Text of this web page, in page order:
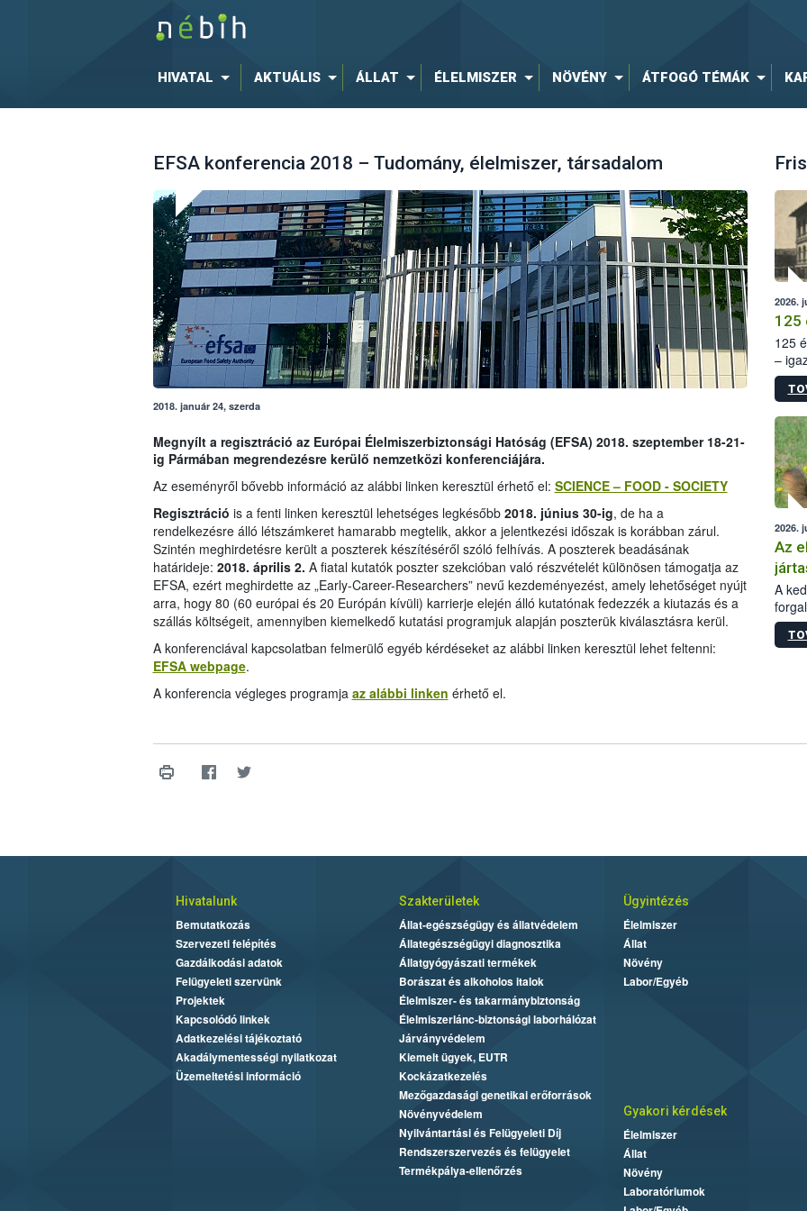
HIVATAL AKTUÁLIS ÁLLAT ÉLELMISZER NÖVÉNY ÁTFOGÓ TÉMÁK
EFSA konferencia 2018 – Tudomány, élelmiszer, társadalom
2018. január 24, szerda
Megnyílt a regisztráció az Európai Élelmiszerbiztonsági Hatóság (EFSA) 2018. szeptember 18-21-
ig Pármában megrendezésre kerülő nemzetközi konferenciájára.
Az eseményről bővebb információ az alábbi linken keresztül érhető el: SCIENCE – FOOD - SOCIETY
Regisztráció is a fenti linken keresztül lehetséges legkésőbb 2018. június 30-ig, de ha a
rendelkezésre álló létszámkeret hamarabb megtelik, akkor a jelentkezési időszak is korábban zárul.
Szintén meghirdetésre került a poszterek készítéséről szóló felhívás. A poszterek beadásának
határideje: 2018. április 2. A fiatal kutatók poszter szekcióban való részvételét különösen támogatja az
EFSA, ezért meghirdette az „Early-Career-Researchers” nevű kezdeményezést, amely lehetőséget nyújt
arra, hogy 80 (60 európai és 20 Európán kívüli) karrierje elején álló kutatónak fedezzék a kiutazás és a
szállás költségeit, amennyiben kiemelkedő kutatási programjuk alapján poszterük kiválasztásra kerül.
A konferenciával kapcsolatban felmerülő egyéb kérdéseket az alábbi linken keresztül lehet feltenni:
EFSA webpage.
A konferencia végleges programja az alábbi linken érhető el.
2026.
125
125
–
15.
2026.
Az
A
Hivatalunk
Bemutatkozás
Szervezeti felépítés
Gazdálkodási adatok
Felügyeleti szervünk
Projektek
Kapcsolódó linkek
Adatkezelési tájékoztató
Akadálymentességi nyilatkozat
Üzemeltetési információ
Szakterületek
Állat-egészségügy és állatvédelem
Állategészségügyi diagnosztika
Állatgyógyászati termékek
Borászat és alkoholos italok
Élelmiszer- és takarmánybiztonság
Élelmiszerlánc-biztonsági laborhálózat
Járványvédelem
Kiemelt ügyek, EUTR
Kockázatkezelés
Mezőgazdasági genetikai erőforrások
Növényvédelem
Nyilvántartási és Felügyeleti Díj
Rendszerszervezés és felügyelet
Termékpálya-ellenőrzés
Ügyintézés
Élelmiszer
Állat
Növény
Labor/Egyéb
Gyakori kérdések
Élelmiszer
Állat
Növény
Laboratóriumok